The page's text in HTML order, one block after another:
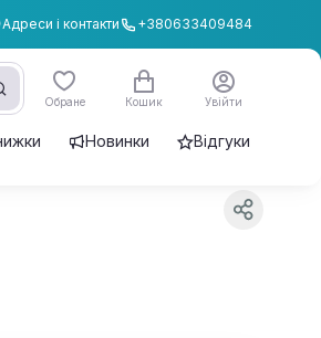
Адреси і контакти +380633409484
Обране Кошик Увійти
Новинки Відгуки